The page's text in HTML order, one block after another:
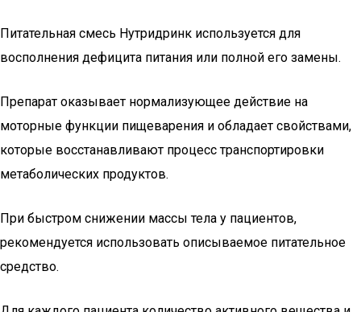
Питательная смесь Нутридринк используется для
восполнения дефицита питания или полной его замены.
Препарат оказывает нормализующее действие на
моторные функции пищеварения и обладает свойствами,
которые восстанавливают процесс транспортировки
метаболических продуктов.
При быстром снижении массы тела у пациентов,
рекомендуется использовать описываемое питательное
средство.